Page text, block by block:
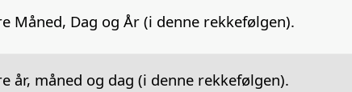
Måned, Dag og År (i denne rekkefølgen).
år, måned og dag (i denne rekkefølgen).